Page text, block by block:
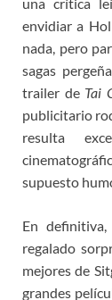
envidiar a
nada, pero
sagas
trailer de Tai
publicitario
resulta
supuesto
En
regalado
mejores de
grandes